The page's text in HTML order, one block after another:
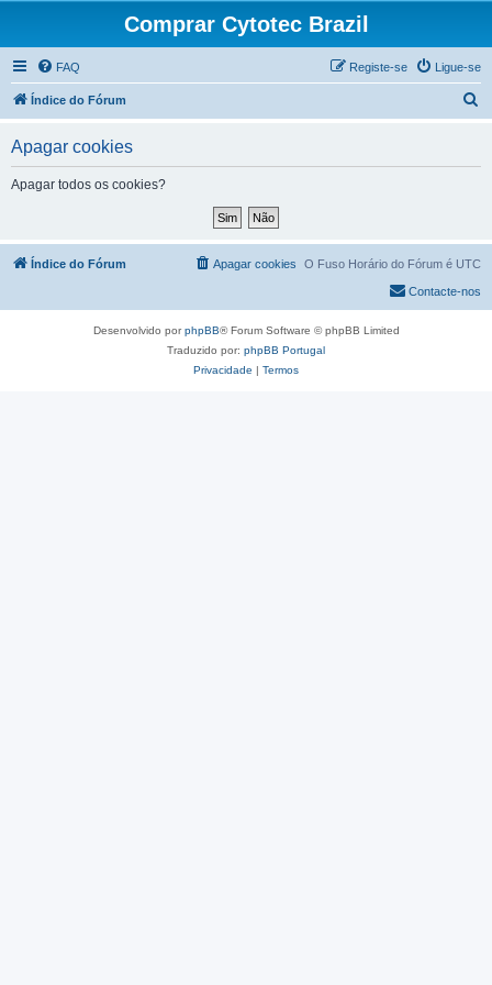
Comprar Cytotec Brazil
FAQ Ligue-se
Registe-se
Índice do Fórum
r
Apagar cookies
Apagar todos os cookies?
Índice do Fórum O Fuso Horário do Fórum é UTC
Apagar cookies
Contacte-nos
Desenvolvido porphpBB® Forum Software © phpBB Limited
Traduzido por: phpBB Portugal
Privacidade | Termos